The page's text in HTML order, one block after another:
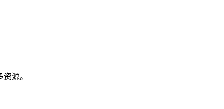
源。